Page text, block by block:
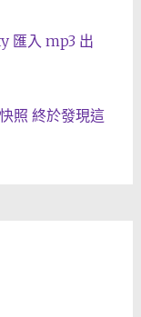
匯入 mp3 出
照 終於發現這